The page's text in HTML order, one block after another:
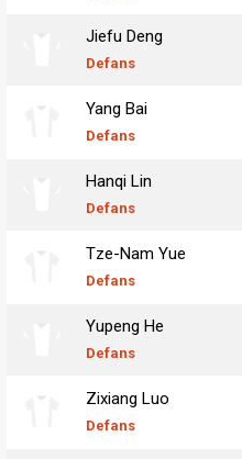
Jiefu Deng
Defans
Yang Bai
Defans
Hanqi Lin
Defans
Tze-Nam Yue
Defans
Yupeng He
Defans
Zixiang Luo
Defans